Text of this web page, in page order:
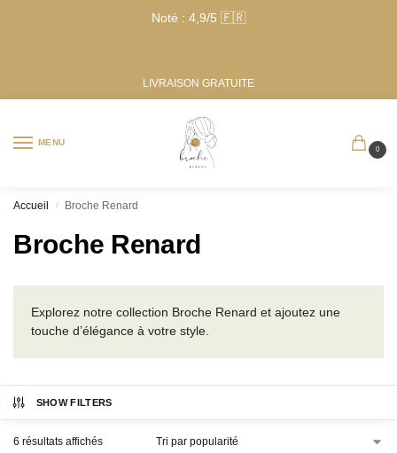
Noté : 4,9/5 🇫🇷
LIVRAISON GRATUITE
MENU
0
Accueil / Broche Renard
Broche Renard
Explorez notre collection Broche Renard et ajoutez une
touche d’élégance à votre style.
SHOW FILTERS
6 résultats affichés